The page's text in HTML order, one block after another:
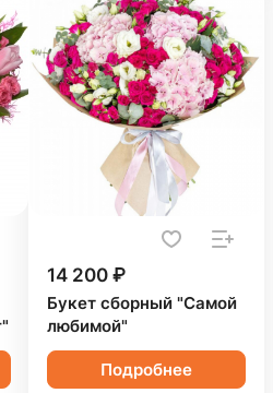
14 200 ₽
Букет сборный "Самой
любимой"
Подробнее